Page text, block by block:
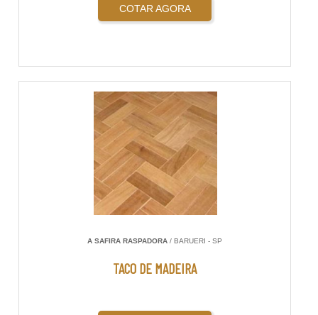
COTAR AGORA
A SAFIRA RASPADORA / BARUERI - SP
TACO DE MADEIRA